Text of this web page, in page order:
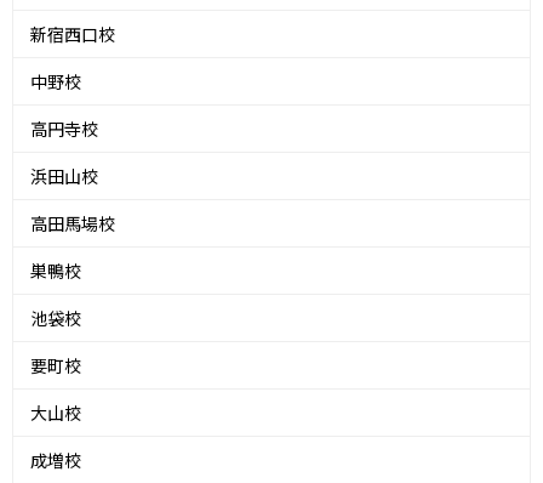
新宿西口校
中野校
高円寺校
浜田山校
高田馬場校
巣鴨校
池袋校
要町校
大山校
成増校